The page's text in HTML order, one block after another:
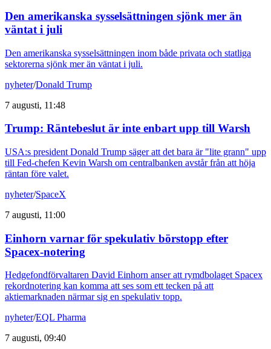
Den amerikanska sysselsättningen sjönk mer än
väntat i juli
Den amerikanska sysselsättningen inom både privata och statliga
sektorerna sjönk mer än väntat i juli.
nyheter/Donald Trump
7 augusti, 11:48
Trump: Räntebeslut är inte enbart upp till Warsh
USA:s president Donald Trump säger att det bara är "lite grann" upp
till Fed-chefen Kevin Warsh om centralbanken avstår från att höja
räntan före valet.
nyheter/SpaceX
7 augusti, 11:00
Einhorn varnar för spekulativ börstopp efter
Spacex-notering
Hedgefondförvaltaren David Einhorn anser att rymdbolaget Spacex
rekordnotering kan komma att ses som ett tecken på att
aktiemarknaden närmar sig en spekulativ topp.
nyheter/EQL Pharma
7 augusti, 09:40